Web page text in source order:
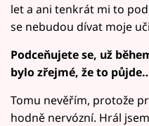
let a ani tenkrát mi to
se nebudou dívat moje
Podceňujete se, už
bylo zřejmé, že to
Tomu nevěřím, protože
hodně nervózní. Hrál